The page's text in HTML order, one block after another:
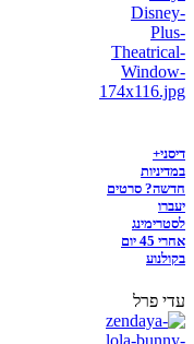
דיסני+
במדיניות
חדשה? סרטים
יעברו
לסטרימינג
אחרי 45 יום
בקולנוע
עדי פרל